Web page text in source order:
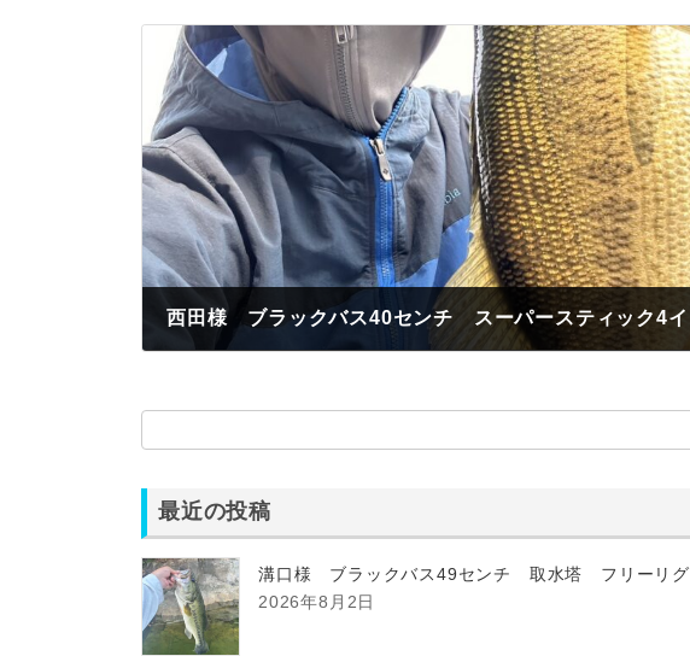
最近の投稿
溝口様 ブラックバス49センチ 取水塔 フリーリグ
2026年8月2日